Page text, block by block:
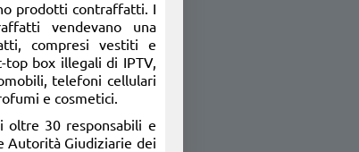
prodotti contraffatti. I
vendevano una
compresi vestiti e
top box illegali di IPTV,
telefoni cellulari
e cosmetici.
oltre 30 responsabili e
Autorità Giudiziarie dei